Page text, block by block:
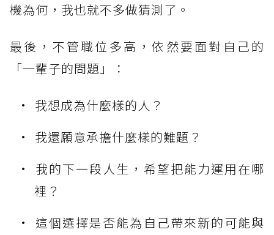
機為何，我也就不多做猜測了。
最後，不管職位多高，依然要面對自己的
「一輩子的問題」：
我想成為什麼樣的人？
我還願意承擔什麼樣的難題？
我的下一段人生，希望把能力運用在哪
裡？
這個選擇是否能為自己帶來新的可能與